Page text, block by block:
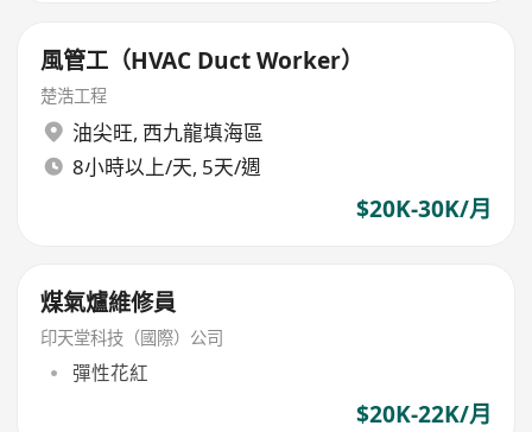
風管工（HVAC Duct Worker）
楚浩工程
油尖旺, 西九龍填海區
8小時以上/天, 5天/週
$20K-30K/月
煤氣爐維修員
印天堂科技（國際）公司
彈性花紅
$20K-22K/月